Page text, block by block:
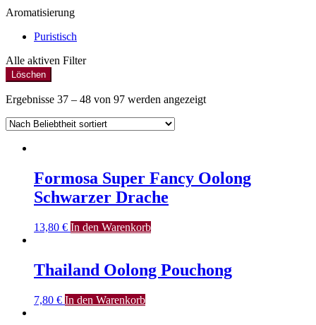
Aromatisierung
Puristisch
Alle aktiven Filter
Löschen
Ergebnisse 37 – 48 von 97 werden angezeigt
Formosa Super Fancy Oolong
Schwarzer Drache
13,80 € In den Warenkorb
Thailand Oolong Pouchong
7,80 € In den Warenkorb